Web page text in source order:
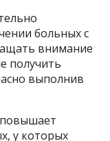
больных с
внимание
получить
выполнив
у которых